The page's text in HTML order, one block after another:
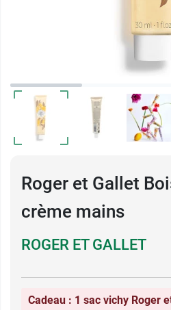
Roger et Gallet
crème mains
ROGER ET GALLET
Cadeau : 1 sac vichy Roger